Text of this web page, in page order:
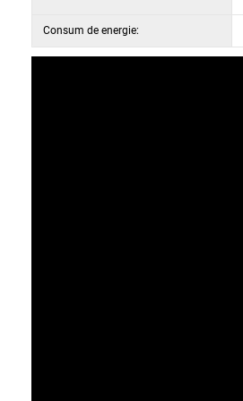
Consum de energie: